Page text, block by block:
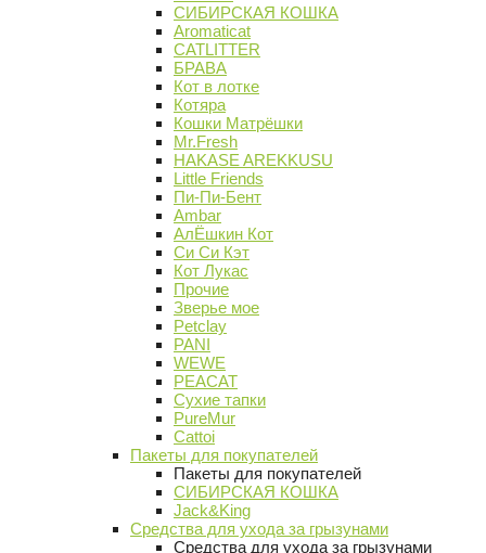
СИБИРСКАЯ КОШКА
Aromaticat
CATLITTER
БРАВА
Кот в лотке
Котяра
Кошки Матрёшки
Mr.Fresh
HAKASE AREKKUSU
Little Friends
Пи-Пи-Бент
Ambar
АлЁшкин Кот
Си Си Кэт
Кот Лукас
Прочие
Зверье мое
Petclay
PANI
WEWE
PEACAT
Сухие тапки
PureMur
Cattoi
Пакеты для покупателей
Пакеты для покупателей
СИБИРСКАЯ КОШКА
Jack&King
Средства для ухода за грызунами
Средства для ухода за грызунами